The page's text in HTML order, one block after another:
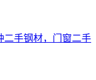
二手钢材，门窗二手